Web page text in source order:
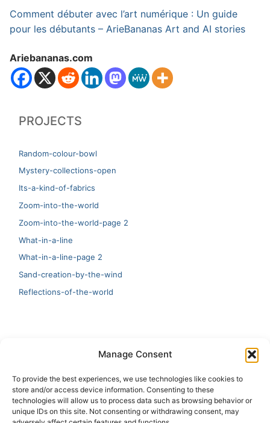
Manage Consent
To provide the best experiences, we use technologies like cookies to
store and/or access device information. Consenting to these
technologies will allow us to process data such as browsing behavior or
unique IDs on this site. Not consenting or withdrawing consent, may
Comment débuter avec l’art numérique : Un guide
pour les débutants – ArieBananas Art and AI stories
Ariebananas.com
PROJECTS
Random-colour-bowl
Mystery-collections-open
Its-a-kind-of-fabrics
Zoom-into-the-world
Zoom-into-the-world-page 2
What-in-a-line
What-in-a-line-page 2
Sand-creation-by-the-wind
Reflections-of-the-world
Artificial Intelligence and Human Creativity
test 20:19
123